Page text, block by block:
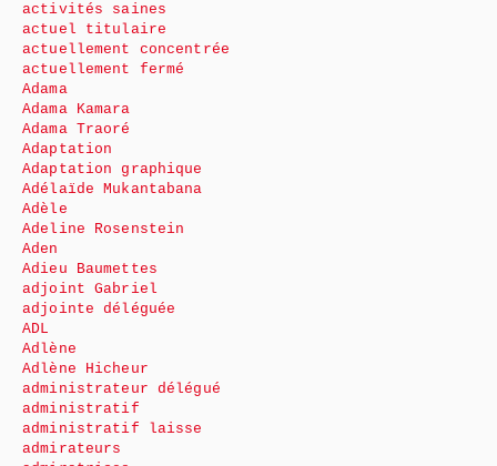
activités saines
actuel titulaire
actuellement concentrée
actuellement fermé
Adama
Adama Kamara
Adama Traoré
Adaptation
Adaptation graphique
Adélaïde Mukantabana
Adèle
Adeline Rosenstein
Aden
Adieu Baumettes
adjoint Gabriel
adjointe déléguée
ADL
Adlène
Adlène Hicheur
administrateur délégué
administratif
administratif laisse
admirateurs